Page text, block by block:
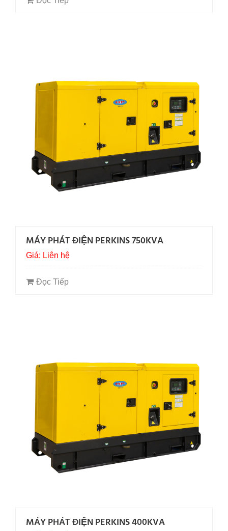
MÁY PHÁT ĐIỆN PERKINS 750KVA
Giá: Liên hệ
Đọc Tiếp
MÁY PHÁT ĐIỆN PERKINS 400KVA